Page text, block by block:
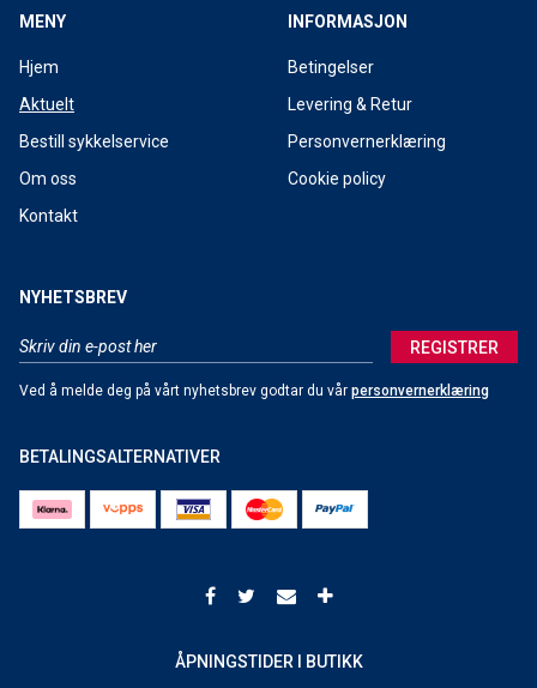
MENY
Hjem
Aktuelt
Bestill sykkelservice
Om oss
Kontakt
INFORMASJON
Betingelser
Levering & Retur
Personvernerklæring
Cookie policy
NYHETSBREV
REGISTRER
Ved å melde deg på vårt nyhetsbrev godtar du vår personvernerklæring
BETALINGSALTERNATIVER
ÅPNINGSTIDER I BUTIKK